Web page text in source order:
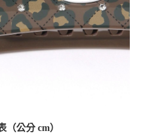
（公分 cm）